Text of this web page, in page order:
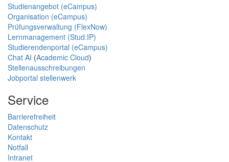
Studienangebot (eCampus)
Organisation (eCampus)
Prüfungsverwaltung (FlexNow)
Lernmanagement (Stud.IP)
Studierendenportal (eCampus)
Chat AI (Academic Cloud)
Stellenausschreibungen
Jobportal stellenwerk
Service
Barrierefreiheit
Datenschutz
Kontakt
Notfall
Intranet